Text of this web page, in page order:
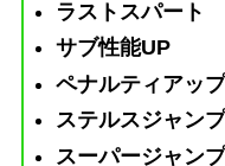
ラストスパート
サブ性能UP
ペナルティアッ
ステルスジャンプ
スーパージャン